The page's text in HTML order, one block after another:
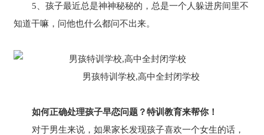
5、孩子最近总是神神秘秘的，总是一个人躲进房间里不
知道干嘛，问他也什么都问不出来。
男孩特训学校,高中全封闭学校
如何正确处理孩子早恋问题？特训教育来帮你！
对于男生来说，如果家长发现孩子喜欢一个女生的话，